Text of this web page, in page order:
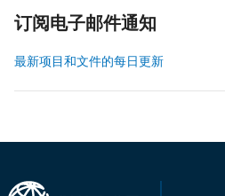
订阅电子邮件通知
最新项目和文件的每日更新